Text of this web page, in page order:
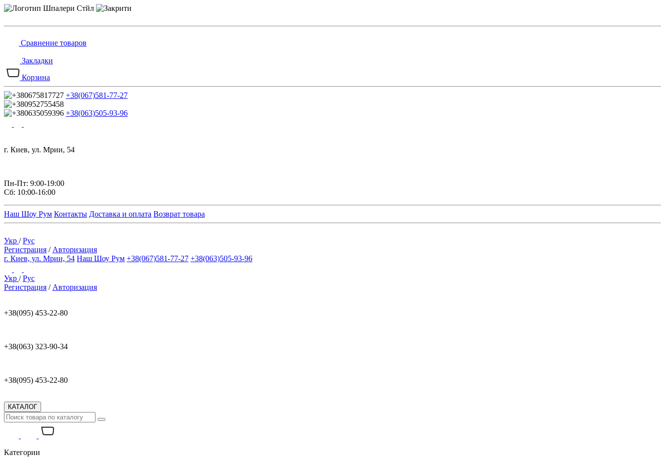
Сравнение товаров
Закладки
Корзина
+38(067)581-77-27
+38(063)505-93-96
г. Киев, ул. Мрии, 54
Пн-Пт: 9:00-19:00
Сб: 10:00-16:00
Наш Шоу Рум Контакты Доставка и оплата Возврат товара
Укр /Рус
Регистрация / Авторизация
г. Киев, ул. Мрии, 54 Наш Шоу Рум +38(067)581-77-27 +38(063)505-93-96
Укр /Рус
Регистрация / Авторизация
+38(095) 453-22-80
+38(063) 323-90-34
+38(095) 453-22-80
КАТАЛОГ
Категории